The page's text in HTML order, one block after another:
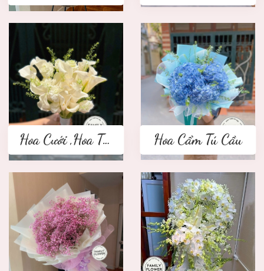
Hoa Cưới ,Hoa Tay Cầm Cô Dâu Hoa Cẩm Tú Cầu